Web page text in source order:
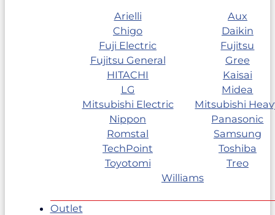
Arielli
Aux
Chigo
Daikin
Fuji Electric
Fujitsu
Fujitsu General
Gree
HITACHI
Kaisai
LG
Midea
Mitsubishi Electric
Mitsubishi
Nippon
Panasonic
Romstal
Samsung
TechPoint
Toshiba
Toyotomi
Treo
Williams
Outlet